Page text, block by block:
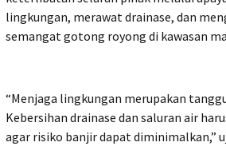
lingkungan, merawat drainase, dan
semangat gotong royong di kawasan
“Menjaga lingkungan merupakan
Kebersihan drainase dan saluran air
agar risiko banjir dapat diminimalkan,”